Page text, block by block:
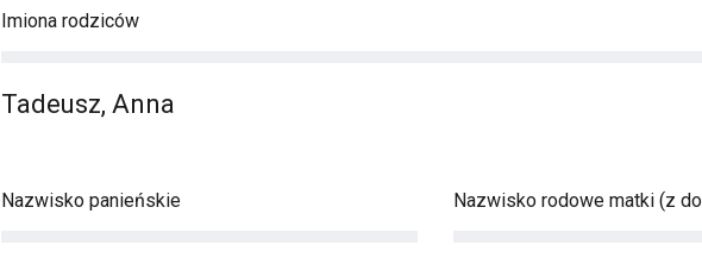
Imiona rodziców
Tadeusz, Anna
Nazwisko panieńskie Nazwisko rodowe matki (z